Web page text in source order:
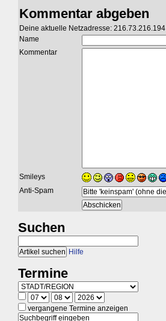
Kommentar abgeben
Deine aktuelle Netzadresse: 216.73.216.194
Name
Kommentar
Smileys
Anti-Spam
Suchen
Hilfe
Termine
vergangene Termine anzeigen